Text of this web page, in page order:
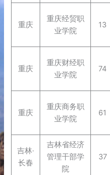
重庆
重庆经贸职
业学院
13
重庆
重庆财经职
业学院
74
重庆
重庆商务职
业学院
61
吉林·
长春
吉林省经济
管理干部学
院
37